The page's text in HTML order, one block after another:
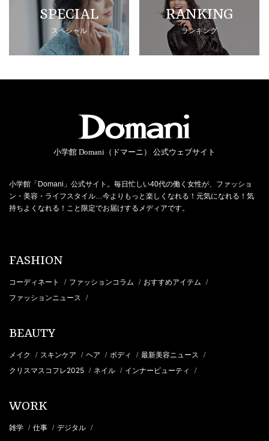
SPECIAL
スペシャル
RANKING
ランキング
小学館 Domani（ドマーニ） 公式ウェブサイト
小学館「Domani」公式サイト。毎日忙しい40代の働く女性が、ファッショ
ン・美容・ライフスタイル…今よりもっと楽しくなれる！元気になれる！気
持ちよくなれる！こと限定でお届けするメディアです。
FASHION
コーディネート / ファッションコラム / おすすめアイテム /
ファッションニュース /
BEAUTY
メイク / スキンケア / ヘア / ボディ / 最新美容ニュース /
クリスマスコフレ2025 / ネイル / インナービューティ /
WORK
雑学 / 仕事 / デジタル /